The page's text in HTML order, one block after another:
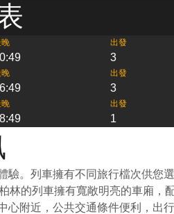
出發
3
出發
3
出發
1
。列車擁有不同旅行檔次供您
林的列車擁有寬敞明亮的車廂，
附近，公共交通條件便利，出